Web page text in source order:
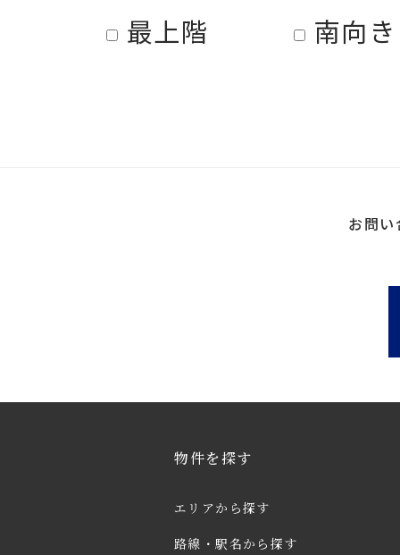
最上階
南向き
お問い
物件を探す
エリアから探す
路線・駅名から探す